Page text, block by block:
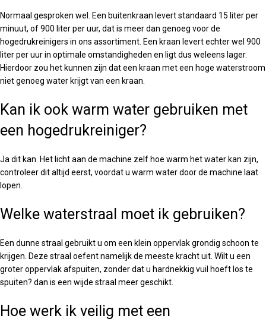
Normaal gesproken wel. Een buitenkraan levert standaard 15 liter per
minuut, of 900 liter per uur, dat is meer dan genoeg voor de
hogedrukreinigers in ons assortiment. Een kraan levert echter wel 900
liter per uur in optimale omstandigheden en ligt dus weleens lager.
Hierdoor zou het kunnen zijn dat een kraan met een hoge waterstroom
niet genoeg water krijgt van een kraan.
Kan ik ook warm water gebruiken met
een hogedrukreiniger?
Ja dit kan. Het licht aan de machine zelf hoe warm het water kan zijn,
controleer dit altijd eerst, voordat u warm water door de machine laat
lopen.
Welke waterstraal moet ik gebruiken?
Een dunne straal gebruikt u om een klein oppervlak grondig schoon te
krijgen. Deze straal oefent namelijk de meeste kracht uit. Wilt u een
groter oppervlak afspuiten, zonder dat u hardnekkig vuil hoeft los te
spuiten? dan is een wijde straal meer geschikt.
Hoe werk ik veilig met een